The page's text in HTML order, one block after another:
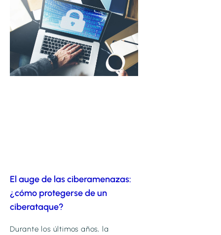
El auge de las ciberamenazas:
¿cómo protegerse de un
ciberataque?
Durante los últimos años, la